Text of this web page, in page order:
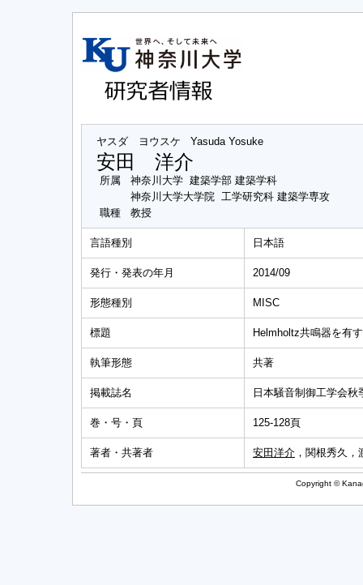
ヤスダ ヨウスケ Yasuda Yosuke
安田 洋介
所属
神奈川大学 建築学部 建築学科
神奈川大学大学院 工学研究科 建築学専攻
職種
教授
言語種別 日本語
発行・発表の年月 2014/09
形態種別 MISC
標題 Helmholtz共鳴器を有
執筆形態 共著
掲載誌名 日本騒音制御工学会
巻・号・頁 125-128頁
著者・共著者 安田洋介 ，関根秀久
Copyright ©